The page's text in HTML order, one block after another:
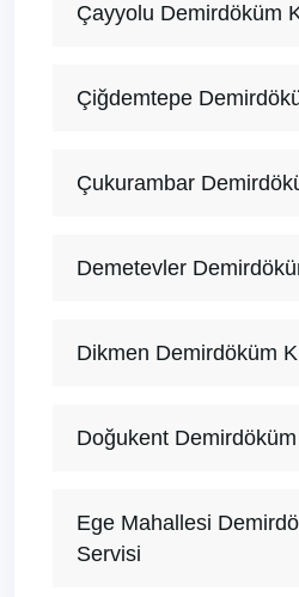
Çayyolu Demirdöküm
Çiğdemtepe
Çukurambar
Demetevler
Dikmen Demirdöküm
Doğukent Demirdöküm
Ege Mahallesi
Servisi